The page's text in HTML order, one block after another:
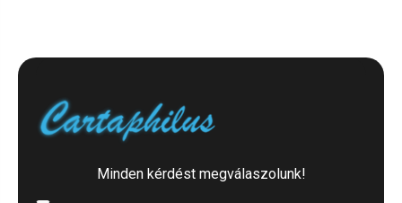
Minden kérdést megválaszolunk!